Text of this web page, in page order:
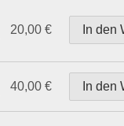
20,00 €
40,00 €